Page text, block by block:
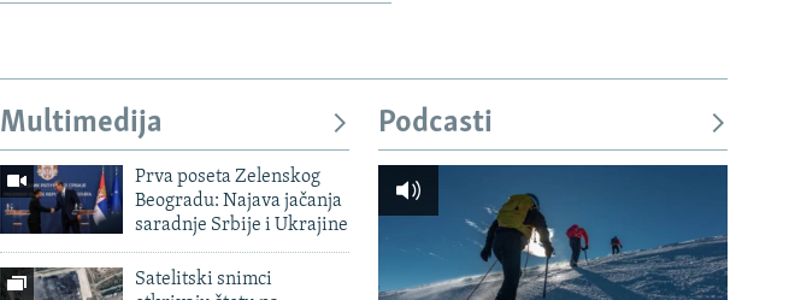
Multimedija
Prva poseta Zelenskog
Beogradu: Najava jačanja
saradnje Srbije i Ukrajine
Satelitski snimci
Podcasti